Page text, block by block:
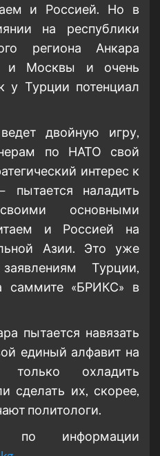
и Россией. Но в
на республики
региона Анкара
и Москвы и очень
у Турции потенциал
двойную игру,
по НАТО свой
интерес к
наладить
основными
и Россией на
Азии. Это уже
Турции,
саммите «БРИКС» в
пытается навязать
единый алфавит на
охладить
сделать их, скорее,
политологи.
по информации